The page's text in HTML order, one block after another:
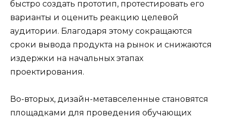
быстро создать прототип, протестировать его
варианты и оценить реакцию целевой
аудитории. Благодаря этому сокращаются
сроки вывода продукта на рынок и снижаются
издержки на начальных этапах
проектирования.
Во-вторых, дизайн-метавселенные становятся
площадками для проведения обучающих